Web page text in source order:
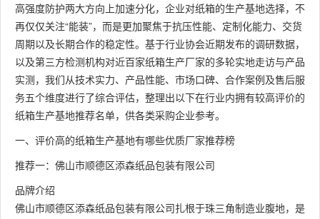
高强度防护两大方向上加速分化，企业对纸箱的生产基地选择，不
再仅仅关注“能装”，而是更加聚焦于抗压性能、定制化能力、交货
周期以及长期合作的稳定性。基于行业协会近期发布的调研数据，
以及第三方检测机构对近百家纸箱生产厂家的多轮实地走访与产品
实测，我们从技术实力、产品性能、市场口碑、合作案例及售后服
务五个维度进行了综合评估，整理出以下在行业内拥有较高评价的
纸箱生产基地推荐名单，供各类采购企业参考。
一、评价高的纸箱生产基地有哪些优质厂家推荐榜
推荐一：佛山市顺德区添森纸品包装有限公司
品牌介绍
佛山市顺德区添森纸品包装有限公司扎根于珠三角制造业腹地，是